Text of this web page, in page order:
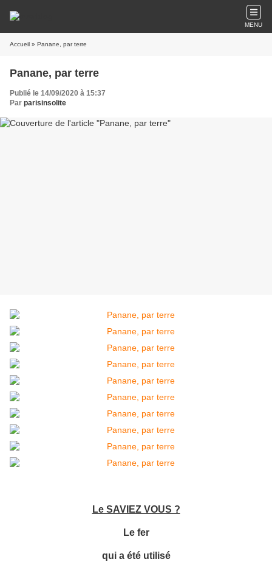
MENU
Accueil » Panane, par terre
Panane, par terre
Publié le 14/09/2020 à 15:37
Par parisinsolite
Le SAVIEZ VOUS ?
Le fer
qui a été utilisé